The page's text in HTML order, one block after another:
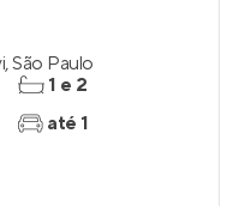
,São Paulo
1 e 2
até 1